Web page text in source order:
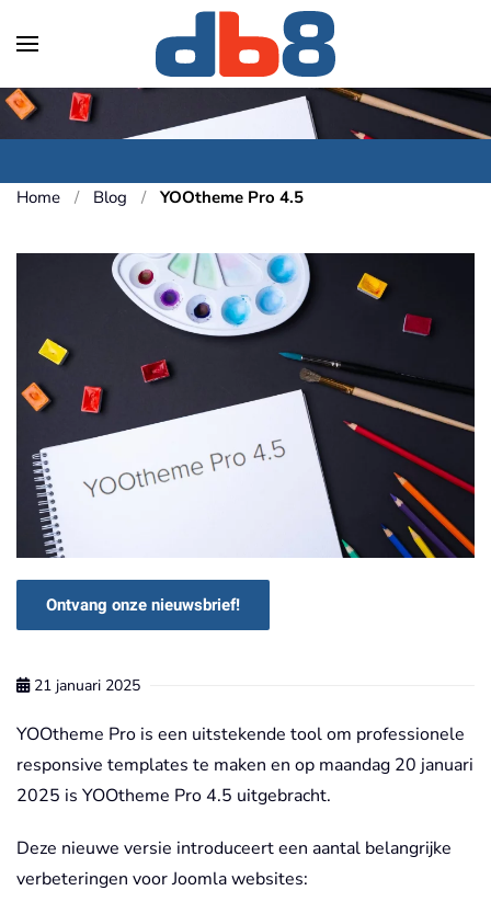
Skip to main content
Home Blog YOOtheme Pro 4.5
Ontvang onze nieuwsbrief!
21 januari 2025
YOOtheme Pro is een uitstekende tool om professionele
responsive templates te maken en op maandag 20 januari
2025 is YOOtheme Pro 4.5 uitgebracht.
Deze nieuwe versie introduceert een aantal belangrijke
verbeteringen voor Joomla websites: